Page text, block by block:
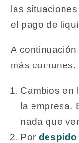
las
el pago de
A
más comunes:
Cambios en
la empresa.
nada que
Por